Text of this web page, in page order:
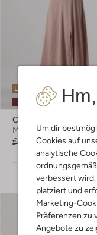
Um dir
Cookies auf
analytische
verbessert
platziert und
Marketing-
Präferenzen zu
Angebote zu
Letzter Artikel
-50%
Copenhagen Muse
Midikleid
€ 169,99 € 84,99
+ mehr farben